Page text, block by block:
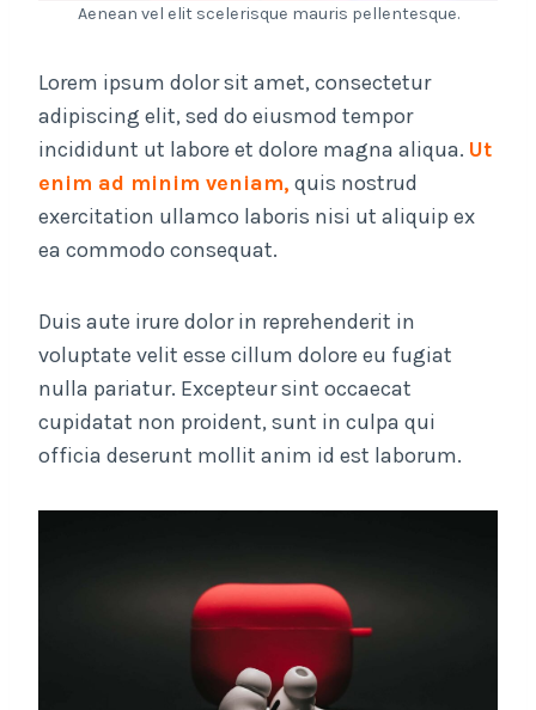
Aenean vel elit scelerisque mauris pellentesque.
Lorem ipsum dolor sit amet, consectetur
adipiscing elit, sed do eiusmod tempor
incididunt ut labore et dolore magna aliqua. Ut
enim ad minim veniam, quis nostrud
exercitation ullamco laboris nisi ut aliquip ex
ea commodo consequat.
Duis aute irure dolor in reprehenderit in
voluptate velit esse cillum dolore eu fugiat
nulla pariatur. Excepteur sint occaecat
cupidatat non proident, sunt in culpa qui
officia deserunt mollit anim id est laborum.